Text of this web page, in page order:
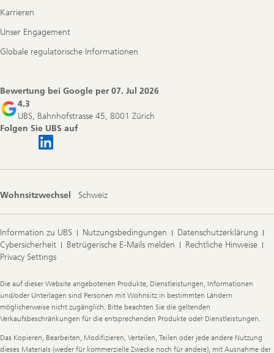
Karrieren
Unser Engagement
Globale regulatorische Informationen
Bewertung bei Google per07. Jul 2026
4.3
UBS, Bahnhofstrasse 45, 8001 Zürich
Folgen Sie UBS auf
Wohnsitzwechsel Schweiz
Information zu UBS Nutzungsbedingungen
Datenschutzerklärung
Cybersicherheit
Betrügerische E-Mails melden
Rechtliche Hinweise
Privacy Settings
Legal
Information
Die auf dieser Website angebotenen Produkte, Dienstleistungen, Informationen
und/oder Unterlagen sind Personen mit Wohnsitz in bestimmten Ländern
möglicherweise nicht zugänglich. Bitte beachten Sie die geltenden
Verkaufsbeschränkungen für die entsprechenden Produkte oder Dienstleistungen.
Das Kopieren, Bearbeiten, Modifizieren, Verteilen, Teilen oder jede andere Nutzung
dieses Materials (weder für kommerzielle Zwecke noch für andere), mit Ausnahme der